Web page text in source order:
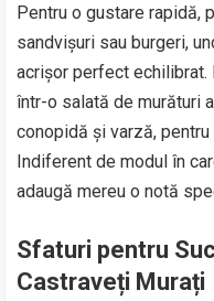
Pentru o gustare rapidă,
sandvișuri sau burgeri,
acrișor perfect echilibrat.
într-o salată de murături
conopidă și varză,
Indiferent de modul în
adaugă mereu o notă
Sfaturi pentru
Castraveți Murați